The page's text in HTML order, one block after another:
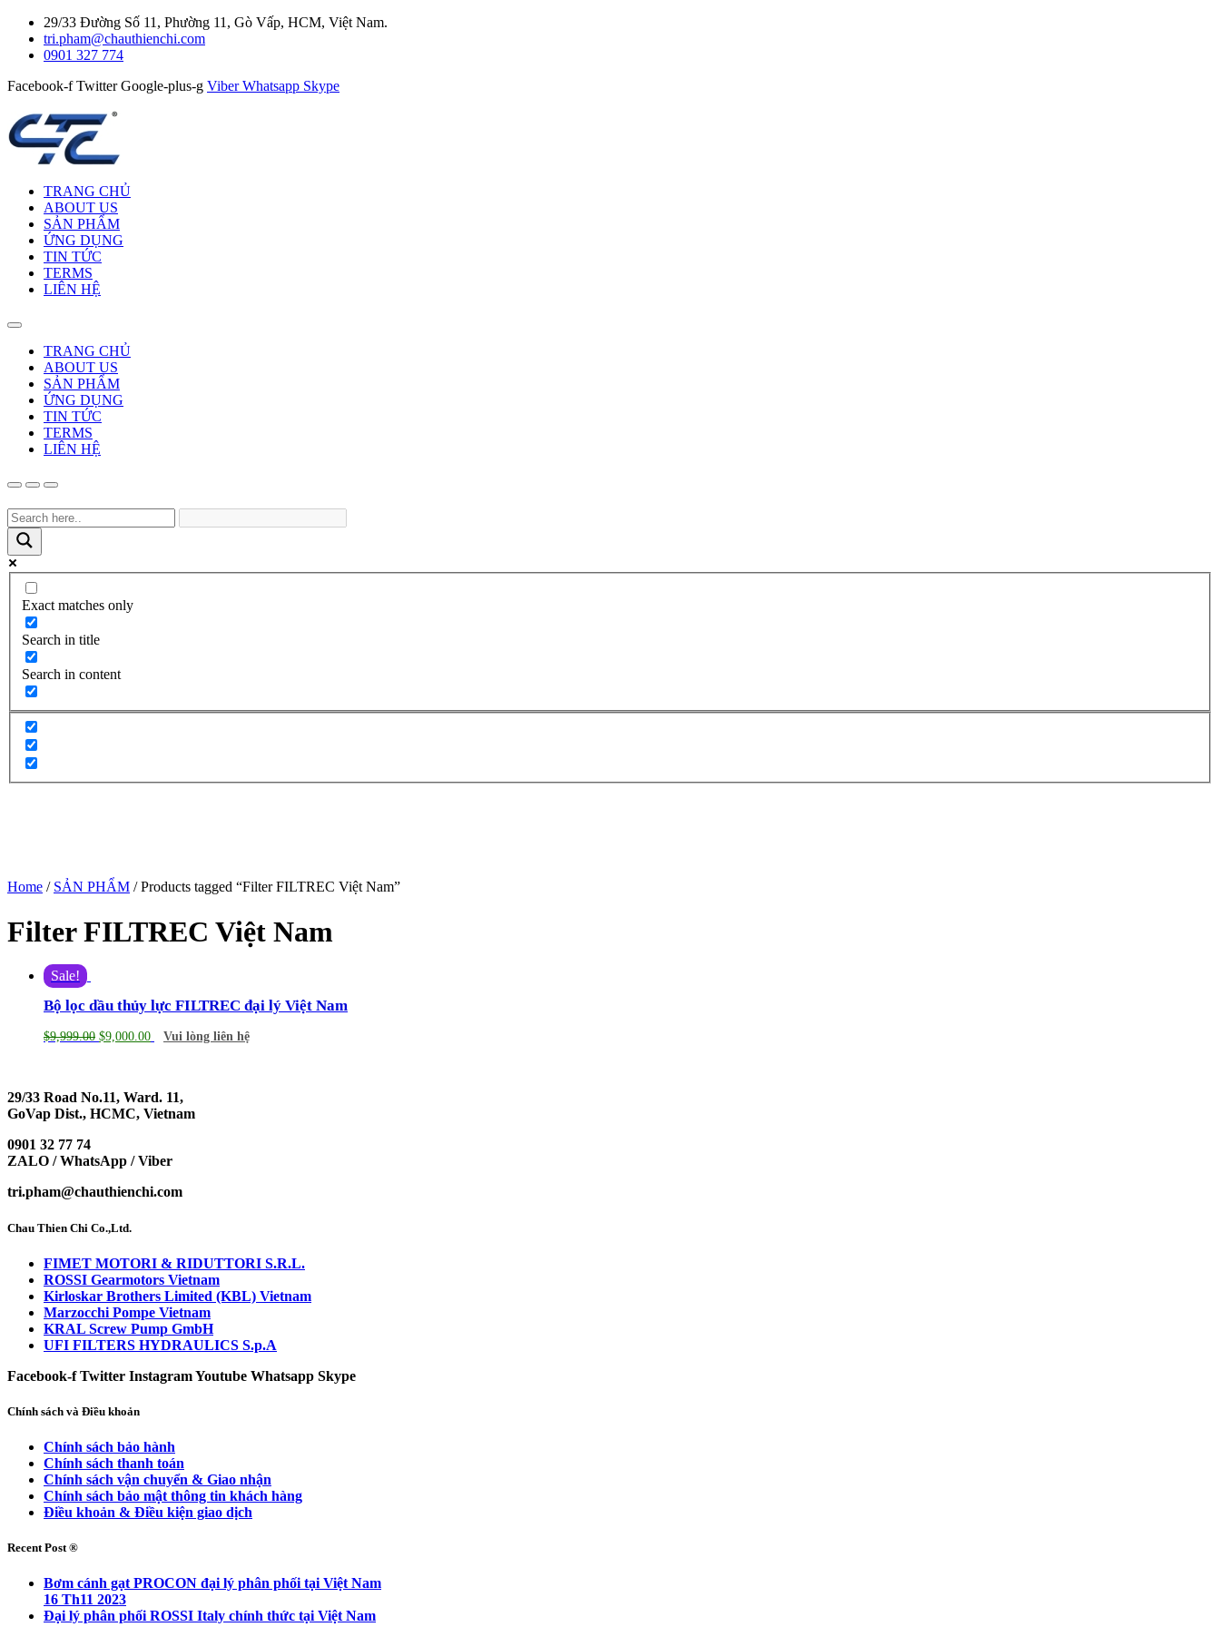
29/33 Đường Số 11, Phường 11, Gò Vấp, HCM, Việt Nam.
tri.pham@chauthienchi.com
0901 327 774
Facebook-f Twitter Google-plus-g Viber Whatsapp Skype
TRANG CHỦ
ABOUT US
SẢN PHẨM
ỨNG DỤNG
TIN TỨC
TERMS
LIÊN HỆ
TRANG CHỦ
ABOUT US
SẢN PHẨM
ỨNG DỤNG
TIN TỨC
TERMS
LIÊN HỆ
Exact matches only
Search in title
Search in content
Home / SẢN PHẨM / Products tagged “Filter FILTREC Việt Nam”
Filter FILTREC Việt Nam
Sale!
Bộ lọc dầu thủy lực FILTREC đại lý Việt Nam
$9,999.00 $9,000.00 Vui lòng liên hệ
29/33 Road No.11, Ward. 11,
GoVap Dist., HCMC, Vietnam
0901 32 77 74
ZALO / WhatsApp / Viber
tri.pham@chauthienchi.com
Chau Thien Chi Co.,Ltd.
FIMET MOTORI & RIDUTTORI S.R.L.
ROSSI Gearmotors Vietnam
Kirloskar Brothers Limited (KBL) Vietnam
Marzocchi Pompe Vietnam
KRAL Screw Pump GmbH
UFI FILTERS HYDRAULICS S.p.A
Facebook-f Twitter InstagramYoutube Whatsapp Skype
Chính sách và Điều khoản
Chính sách bảo hành
Chính sách thanh toán
Chính sách vận chuyển & Giao nhận
Chính sách bảo mật thông tin khách hàng
Điều khoản & Điều kiện giao dịch
Recent Post ®
Bơm cánh gạt PROCON đại lý phân phối tại Việt Nam
16 Th11 2023
Đại lý phân phối ROSSI Italy chính thức tại Việt Nam